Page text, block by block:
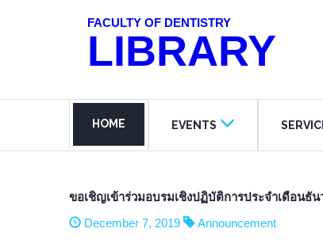
FACULTY OF DENTISTRY
LIBRARY
HOME EVENTS
ขอเชิญเข้าร่วมอบรมเชิงปฏิบัติการประจำเดือนธัน
December 7, 2019
Announcement